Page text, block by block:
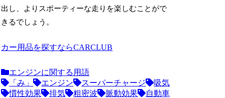
出し、よりスポーティーな走りを楽しむことがで
きるでしょう。
カー用品を探すならCARCLUB
エンジンに関する用語
「み」
エンジン スーパーチャージ
吸気
慣性効果
排気 粗密波 脈動効果
自動車